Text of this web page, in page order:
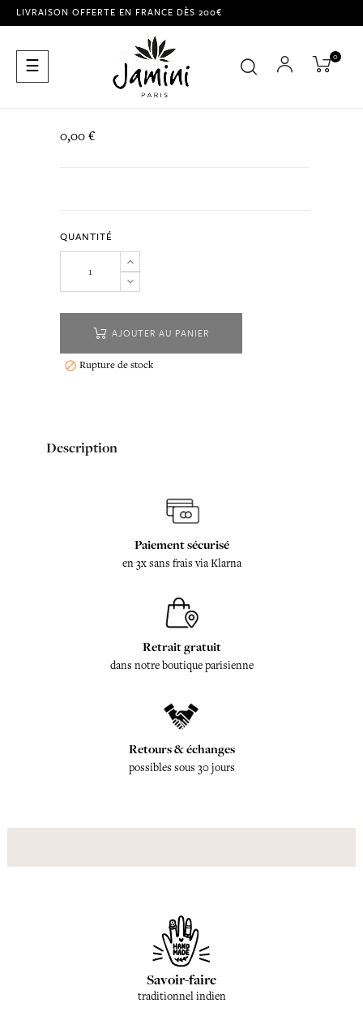
LIVRAISON OFFERTE EN FRANCE DÈS 200€
Basculer
la
☰ 0
0,00 €
QUANTITÉ
AJOUTER AU PANIER
 Rupture de stock
Description
Paiement sécurisé
en 3x sans frais via Klarna
Retrait gratuit
dans notre boutique parisienne
Retours & échanges
possibles sous 30 jours
Savoir-faire
traditionnel indien